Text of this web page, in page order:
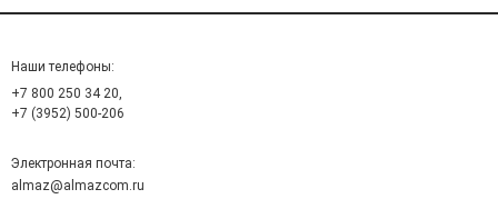
Наши телефоны:
+7 800 250 34 20,
+7 (3952) 500-206
Электронная почта:
almaz@almazcom.ru